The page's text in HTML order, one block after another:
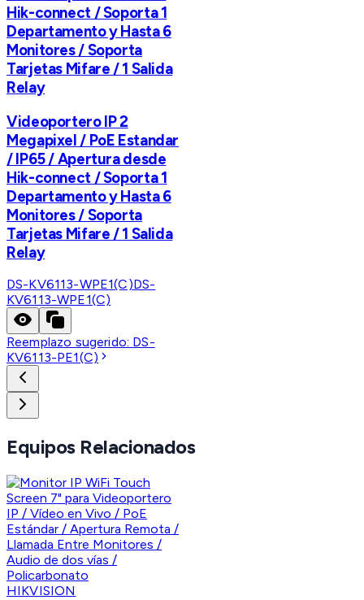
Hik-connect / Soporta 1
Departamento y Hasta 6
Monitores / Soporta
Tarjetas Mifare / 1 Salida
Relay
Videoportero IP 2
Megapixel / PoE Estandar
/ IP65 / Apertura desde
Hik-connect / Soporta 1
Departamento y Hasta 6
Monitores / Soporta
Tarjetas Mifare / 1 Salida
Relay
DS-KV6113-WPE1(C)DS-
KV6113-WPE1(C)
Reemplazo sugerido: DS-
KV6113-PE1(C)
Equipos Relacionados
HIKVISION